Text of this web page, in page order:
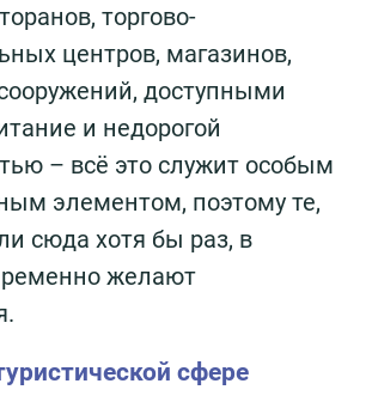
торгово-
центров, магазинов,
доступными
и недорогой
– всё это служит особым
элементом, поэтому те,
сюда хотя бы раз, в
желают
сфере